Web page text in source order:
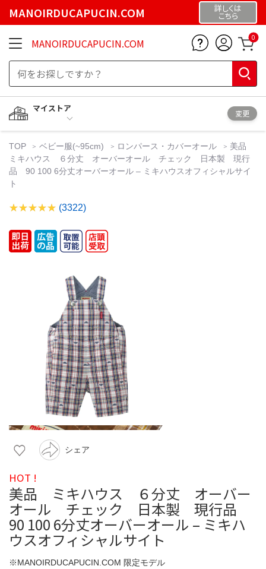
MANOIRDUCAPUCIN.COM 詳しくは
こちら
MANOIRDUCAPUCIN.COM 0
マイストア
変更
TOP ベビー服(~95cm) ロンパース・カバーオール
美品
ミキハウス ６分丈 オーバーオール チェック 日本製 現行
品 90 100 6分丈オーバーオール – ミキハウスオフィシャルサイ
ト
(3322)
シェア
HOT !
美品 ミキハウス ６分丈 オーバー
オール チェック 日本製 現行品
90 100 6分丈オーバーオール – ミキハ
ウスオフィシャルサイト
※MANOIRDUCAPUCIN.COM 限定モデル